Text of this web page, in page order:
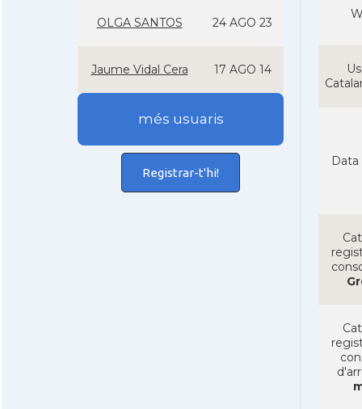
OLGA SANTOS 24 AGO 23
Jaume Vidal Cera 17 AGO 14
més usuaris
Registrar-t'hi!
Data